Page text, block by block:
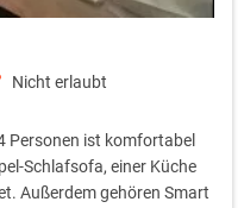
Nicht erlaubt
Personen ist komfortabel
Schlafsofa, einer Küche
Außerdem gehören Smart